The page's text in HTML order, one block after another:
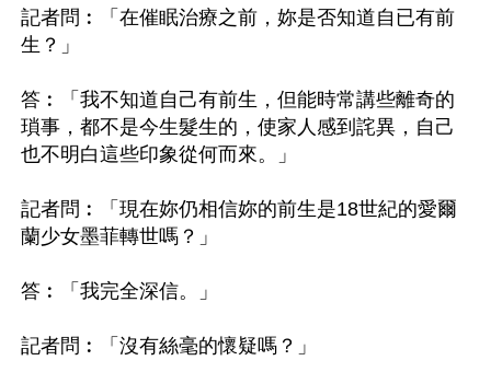
記者問︰「在催眠治療之前，妳是否知道自已有前
生？」
答︰「我不知道自己有前生，但能時常講些離奇的
瑣事，都不是今生髮生的，使家人感到詫異，自己
也不明白這些印象從何而來。」
記者問︰「現在妳仍相信妳的前生是18世紀的愛爾
蘭少女墨菲轉世嗎？」
答︰「我完全深信。」
記者問︰「沒有絲毫的懷疑嗎？」